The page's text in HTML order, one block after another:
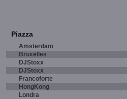
Piazza
Amsterdam
Bruxelles
DJStoxx
DJStoxx
Francoforte
HongKong
Londra